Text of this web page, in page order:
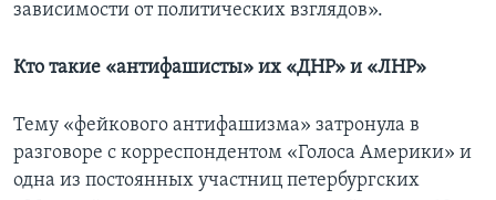
зависимости от политических взглядов».
Кто такие «антифашисты» их «ДНР» и «ЛНР»
Тему «фейкового антифашизма» затронула в
разговоре с корреспондентом «Голоса Америки» и
одна из постоянных участниц петербургских